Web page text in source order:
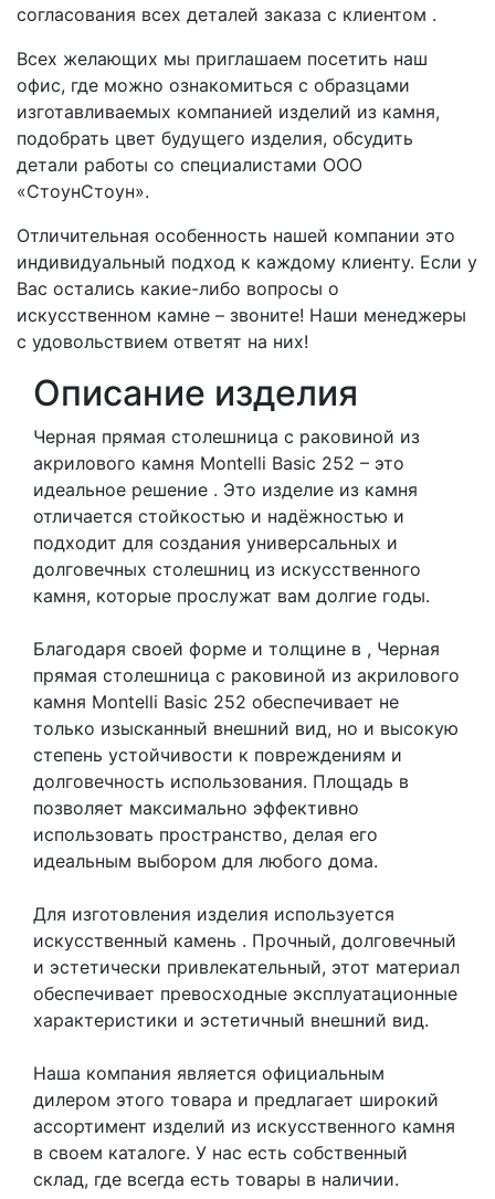
согласования всех деталей заказа с клиентом .
Всех желающих мы приглашаем посетить наш
офис, где можно ознакомиться с образцами
изготавливаемых компанией изделий из камня,
подобрать цвет будущего изделия, обсудить
детали работы со специалистами ООО
«СтоунСтоун».
Отличительная особенность нашей компании это
индивидуальный подход к каждому клиенту. Если у
Вас остались какие-либо вопросы о
искусственном камне – звоните! Наши менеджеры
с удовольствием ответят на них!
Описание изделия
Черная прямая столешница с раковиной из
акрилового камня Montelli Basic 252 – это
идеальное решение . Это изделие из камня
отличается стойкостью и надёжностью и
подходит для создания универсальных и
долговечных столешниц из искусственного
камня, которые прослужат вам долгие годы.
Благодаря своей форме и толщине в , Черная
прямая столешница с раковиной из акрилового
камня Montelli Basic 252 обеспечивает не
только изысканный внешний вид, но и высокую
степень устойчивости к повреждениям и
долговечность использования. Площадь в
позволяет максимально эффективно
использовать пространство, делая его
идеальным выбором для любого дома.
Для изготовления изделия используется
искусственный камень . Прочный, долговечный
и эстетически привлекательный, этот материал
обеспечивает превосходные эксплуатационные
характеристики и эстетичный внешний вид.
Наша компания является официальным
дилером этого товара и предлагает широкий
ассортимент изделий из искусственного камня
в своем каталоге. У нас есть собственный
склад, где всегда есть товары в наличии.